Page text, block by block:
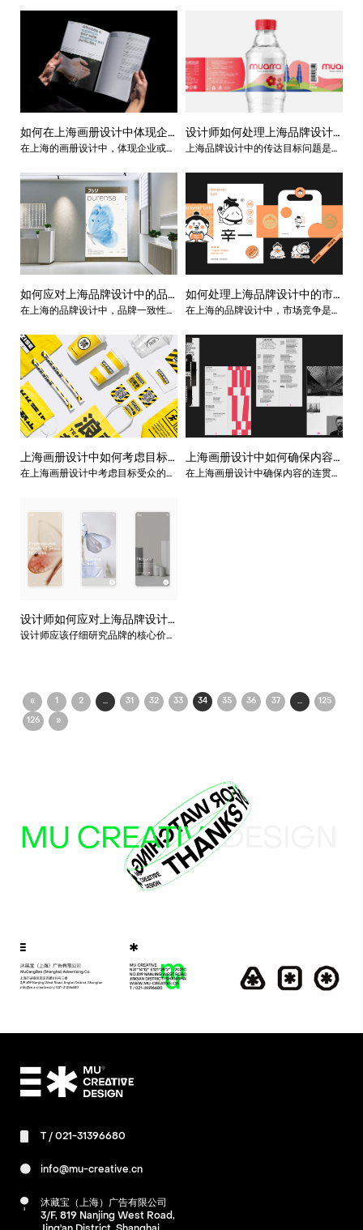
效传递品牌或企业的核心信息。
了变化，他们希望通过多媒体和互动
的方式更深入地了解品牌或企业。
如何在上海画册设计中体现企
业或品牌的核心价值观？
在上海的画册设计中，体现企业或品
是企业传递信息和吸引目标受众的重
要媒介，通过巧妙的设计和创意，可
以有效地传达企业的核心价值观。
设计师如何处理上海品牌设计
中的传达目标问题？
上海品牌设计中的传达目标问题是设
给目标受众的信息、情感和价值观
念。那么设计师在对企业进行品牌设
计时候，一般处理传达目标的方法都
有哪些呢，下面上品牌设计公司的小
编就来给大家简单的介绍一下。
如何应对上海品牌设计中的品
牌一致性问题？
在上海的品牌设计中，品牌一致性是
一致性可以增强品牌的认知度和信任
度。很多企业根本就没有这种意识，
所以设计师在进行品牌设计的时候就
会遇到这种问题，那么设计师应该如
何应对这种问题呢？下面上海品牌设
计公司的小编就来给大家简单的介绍
一下。
如何处理上海品牌设计中的市
场竞争问题？
在上海的品牌设计中，市场竞争是一
策略来处理这个挑战。那么一般设计
师都会通过哪些方法来应对这激烈的
市场竞争问题呢？今天上海品牌设计
公司的小编就来给大家简单的介绍
下。
上海画册设计中如何考虑目标
受众的特点和需求？
在上海画册设计中考虑目标受众的特
背景和需求。很对人对于这些问题比
较疑惑，其实在进行画册设计的时候
都是有考虑到这些方面的，那么今天
上海画册设计公司的小编就来给大家
介绍几种方法，从而达到目标受众的
上海画册设计中如何确保内容
的连贯性和流畅性？
在上海画册设计中确保内容的连贯性
设计师如何应对上海品牌设计
中的视觉表达难题？
设计师应该仔细研究品牌的核心价值
品牌的核心信息和情感。
« 1 2 ... 31 32 33 34 35 36 37 ... 125
126 »
T / 021-31396680
info@mu-creative.cn
沐藏宝（上海）广告有限公司
3/F, 819 Nanjing West Road,